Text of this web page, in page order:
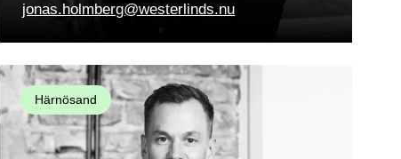
jonas.holmberg@westerlinds.nu
Härnösand